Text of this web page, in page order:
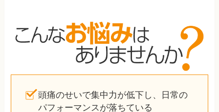
頭痛のせいで集中力が低下し、日常の
パフォーマンスが落ちている